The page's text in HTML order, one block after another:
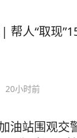
帮人“取现
20小时前
油站围观交